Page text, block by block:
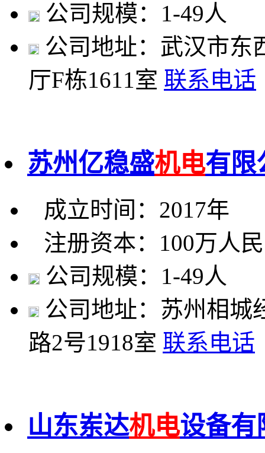
公司规模：1-49人
公司地址：武汉市东
厅F栋1611室 联系电话
苏州亿稳盛机电有限
成立时间：2017年
注册资本：100万人
公司规模：1-49人
公司地址：苏州相城
路2号1918室 联系电话
山东岽达机电设备有